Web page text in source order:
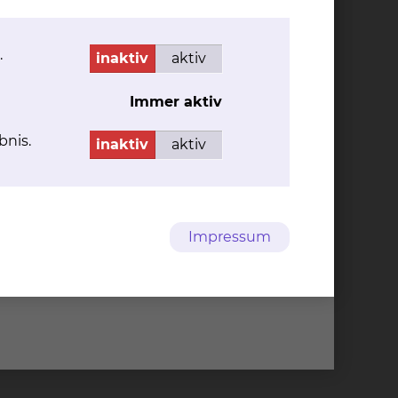
inaktiv aktiv
Immer aktiv
inaktiv aktiv
Impressum